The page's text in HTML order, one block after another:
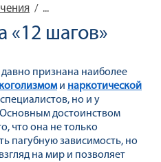
/ ...
«12 шагов»
признана наиболее
и наркотической
но и у
достоинством
что она не только
пагубную зависимость, но
на мир и позволяет